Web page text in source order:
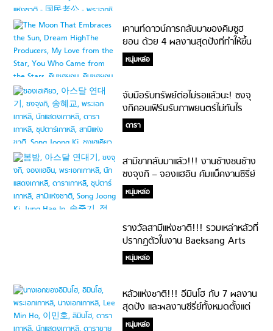
เคานท์ดาวน์การกลับมาของคิมซูฮ
ยอน ด้วย 4 ผลงานสุดปังที่ทำให้ขึ้น
แท่นซุปตาร์!
หนุ่มหล่อ
จับมือรับทรัพย์ต่อไม่รอแล้วนะ! ซงจุ
งกิคอนเฟิร์มรับภาพยนตร์ไม่ทันไร
ซองเฮเคียวกำลังพิจารณาซีรี่ย์เรื่อง
ใหม่ต่อ
ดารา
สามีขากลับมาแล้ว!!! งานช้างชนช้าง
ซงจุงกิ – จองแฮอิน คัมแบ็คงานซีรี่ย์
พร้อมกัน เมียมโนถึงกับเลือกไม่ถูก
หนุ่มหล่อ
รางวัลสามีแห่งชาติ!!! รวมเหล่าหลัวที่
ปรากฏตัวในงาน Baeksang Arts
Awards 2019
หนุ่มหล่อ
หลัวแห่งชาติ!!! อีมินโฮ กับ 7 ผลงาน
สุดปัง และผลงานซีรี่ย์ทั้งหมดตั้งแต่
เข้าวงการ
หนุ่มหล่อ